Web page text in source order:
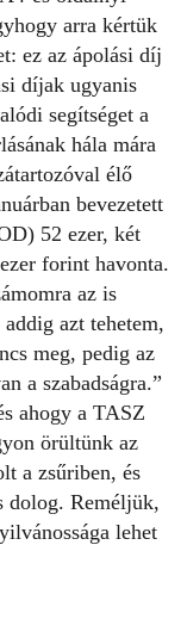
arra kértük
ez az ápolási díj
díjak ugyanis
segítséget a
hála mára
élő
bevezetett
52 ezer, két
forint havonta.
az is
azt tehetem,
meg, pedig az
a szabadságra.”
ahogy a TASZ
örültünk az
a zsűriben, és
dolog. Reméljük,
lehet